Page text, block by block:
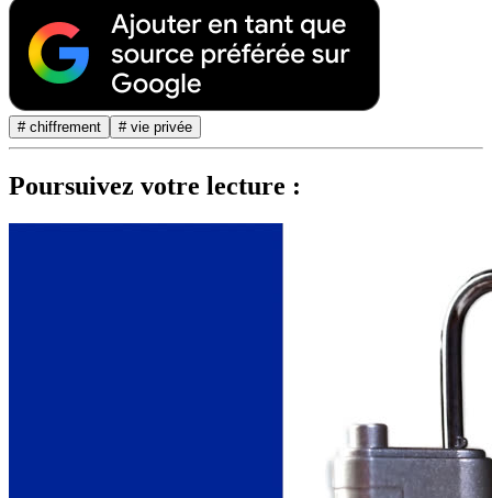
# chiffrement # vie privée
Poursuivez votre lecture :